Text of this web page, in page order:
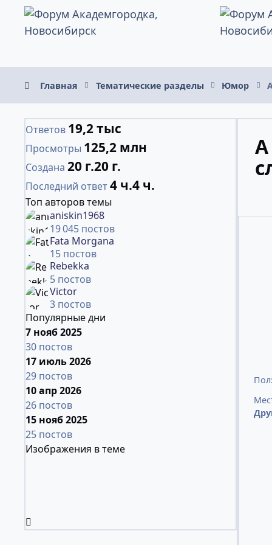
Перейти к содержанию
Главная Тематические разделы Юмор
А
Ответов 19,2 тыс
Просмотры 125,2 млн
Создана 20 г.20 г.
Последний ответ4 ч.4 ч.
Топ авторов темы
aniskin1968
19 045 постов
Fata Morgana
15 постов
Rebekka
5 постов
Victor
3 постов
Популярные дни
7 нояб 2025
30 постов
17 июль 2026
29 постов
10 апр 2026
26 постов
15 нояб 2025
25 постов
Изображения в теме
Развернуть обзор темы